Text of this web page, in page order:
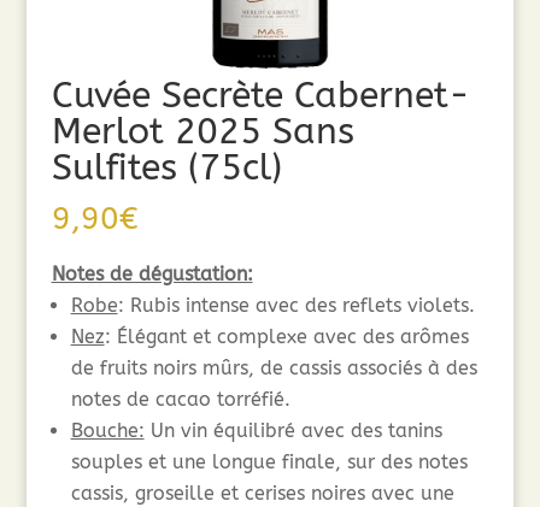
Cuvée Secrète Cabernet-
Merlot 2025 Sans
Sulfites (75cl)
9,90€
Notes de dégustation:
Robe: Rubis intense avec des reflets violets.
Nez: Élégant et complexe avec des arômes
de fruits noirs mûrs, de cassis associés à des
notes de cacao torréfié.
Bouche: Un vin équilibré avec des tanins
souples et une longue finale, sur des notes
cassis, groseille et cerises noires avec une